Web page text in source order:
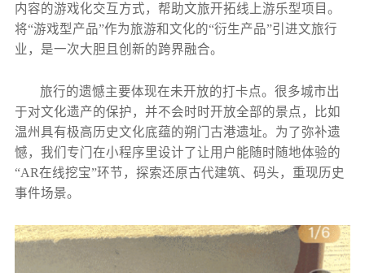
内容的游戏化交互方式，帮助文旅开拓线上游乐型项目。
将“游戏型产品”作为旅游和文化的“衍生产品”引进文旅行
业，是一次大胆且创新的跨界融合。
旅行的遗憾主要体现在未开放的打卡点。很多城市出
于对文化遗产的保护，并不会时时开放全部的景点，比如
温州具有极高历史文化底蕴的朔门古港遗址。为了弥补遗
憾，我们专门在小程序里设计了让用户能随时随地体验的
“AR在线挖宝”环节，探索还原古代建筑、码头，重现历史
事件场景。